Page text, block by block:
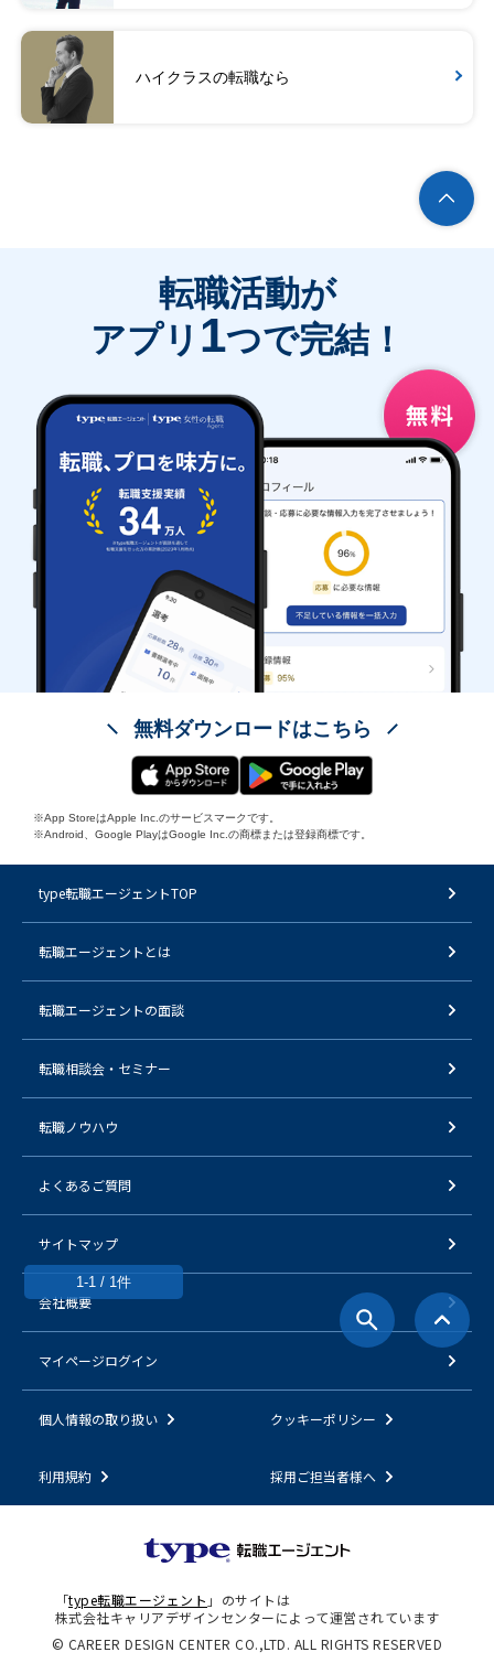
ハイクラスの転職なら
1-1 / 1件
転職活動が
アプリ 1つで完結！
無料ダウンロードはこちら
※App StoreはApple Inc.のサービスマークです。
※Android、Google PlayはGoogle Inc.の商標または登録商標です。
type転職エージェントTOP
転職エージェントとは
転職エージェントの面談
転職相談会・セミナー
転職ノウハウ
よくあるご質問
サイトマップ
会社概要
マイページログイン
個人情報の取り扱い クッキーポリシー
利用規約 採用ご担当者様へ
「type転職エージェント 」のサイトは
株式会社キャリアデザインセンターによって運営されています
© CAREER DESIGN CENTER CO.,LTD. ALL RIGHTS RESERVED